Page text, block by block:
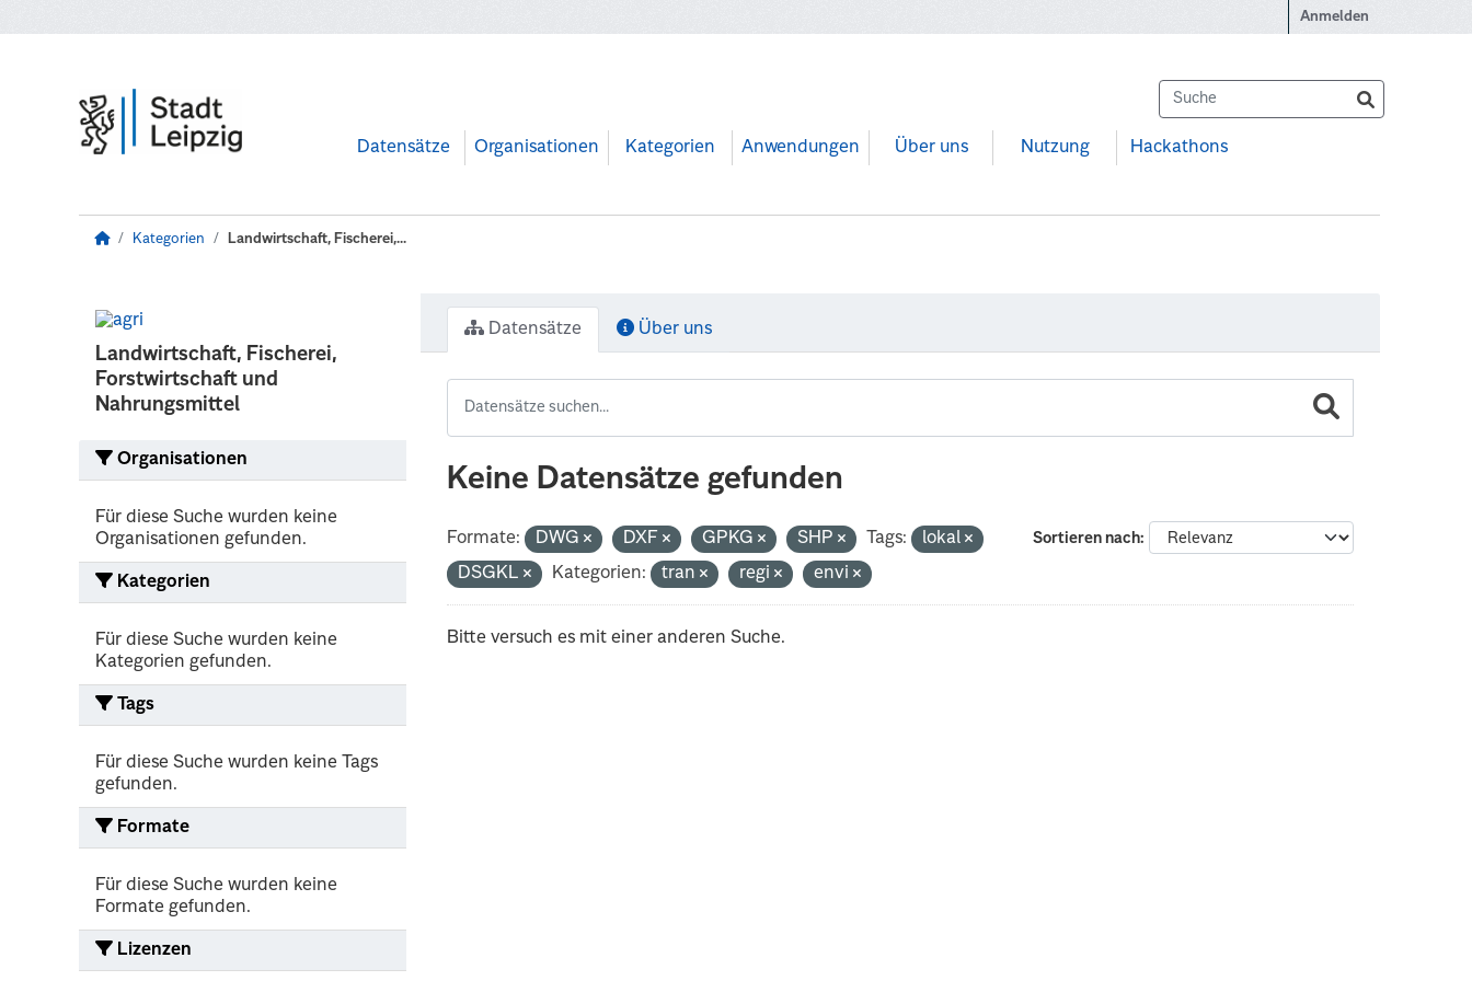
Anmelden
Datensätze Organisationen Kategorien Anwendungen Über uns Nutzung Hackathons
Kategorien Landwirtschaft, Fischerei,...
Landwirtschaft, Fischerei,
Forstwirtschaft und
Nahrungsmittel
Organisationen
Für diese Suche wurden keine
Organisationen gefunden.
Kategorien
Für diese Suche wurden keine
Kategorien gefunden.
Tags
Für diese Suche wurden keine Tags
gefunden.
Formate
Für diese Suche wurden keine
Formate gefunden.
Lizenzen
Datensätze Über uns
Keine Datensätze gefunden
Sortieren nach
Formate: DWG DXF GPKG SHP Tags:
lokal
DSGKL
Kategorien: tran regi envi
Bitte versuch es mit einer anderen Suche.